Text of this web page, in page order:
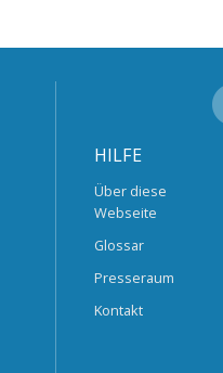
HILFE
Über diese
Webseite
Glossar
Presseraum
Kontakt